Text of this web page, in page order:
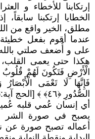
إرتكابنا للأخطاء و
الخطايا إرتكبنا
مطلق، الخير واقع من
عندما أقوم بفعل
على و أُضعف صلتي
هكذا حتى يعمى
الْأَرْضِ فَتَكُونَ لَهُمْ قُلُوبٌ
فَإِنَّهَا لَا تَعْمَى
الصُّدُورِ ﴿٤٦﴾ ﴾ [الحج آية:46]
أي إنسان عُمي قلبه
يصبح في صورة الشر
أعماله تصبح صورة عن